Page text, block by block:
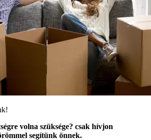
garanciával, 3,5 tonnás
örömmel segít önnek Kis
Hívjon minket és mi örömmel